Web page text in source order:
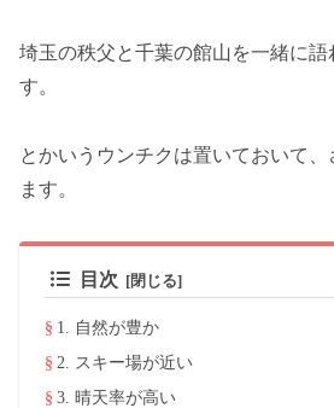
埼玉の秩父と千葉の館山を一緒に
す。
とかいうウンチクは置いておいて
ます。
目次
1. 自然が豊か
2. スキー場が近い
3. 晴天率が高い